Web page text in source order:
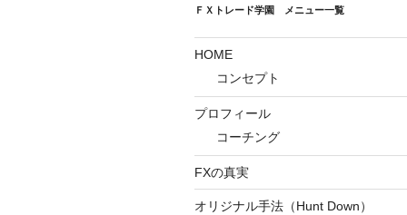
ＦＸトレード学園 メニュー一覧
HOME
コンセプト
プロフィール
コーチング
FXの真実
オリジナル手法（Hunt Down）